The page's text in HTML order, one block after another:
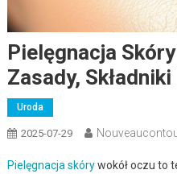
Pielęgnacja
Zasady,
Uroda
2025-07-29
Pielęgnacja skórywokół oczu to